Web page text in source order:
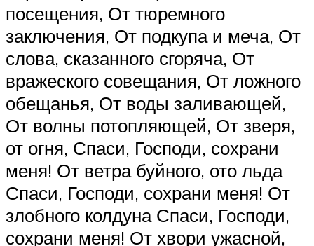
посещения, От тюремного
заключения, От подкупа и меча, От
слова, сказанного сгоряча, От
вражеского совещания, От ложного
обещанья, От воды заливающей,
От волны потопляющей, От зверя,
от огня, Спаси, Господи, сохрани
меня! От ветра буйного, ото льда
Спаси, Господи, сохрани меня! От
злобного колдуна Спаси, Господи,
сохрани меня! От хвори ужасной,